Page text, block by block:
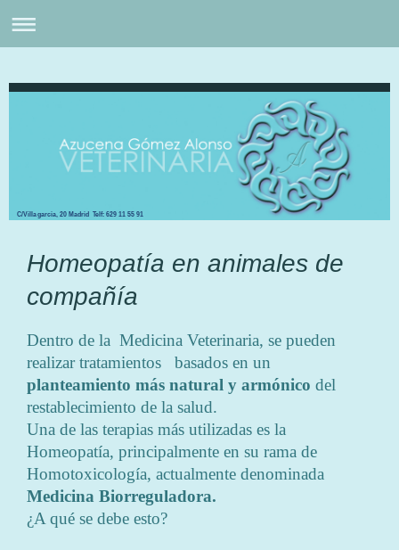
C/Villagarcia, 20 Madrid Telf: 629 11 55 91
Homeopatía en animales de
compañía
Dentro de la Medicina Veterinaria, se pueden
realizar tratamientos basados en un
planteamiento más natural y armónico del
restablecimiento de la salud.
Una de las terapias más utilizadas es la
Homeopatía, principalmente en su rama de
Homotoxicología, actualmente denominada
Medicina Biorreguladora.
¿A qué se debe esto?